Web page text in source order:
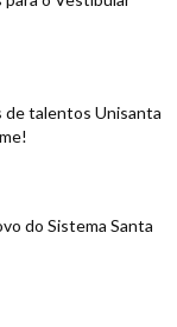
de talentos Unisanta
do Sistema Santa